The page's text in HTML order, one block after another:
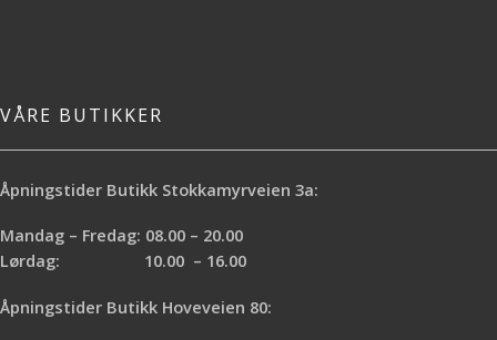
VÅRE BUTIKKER
Åpningstider Butikk Stokkamyrveien 3a:
Mandag – Fredag: 08.00 – 20.00
Lørdag: 10.00 – 16.00
Åpningstider Butikk Hoveveien 80: